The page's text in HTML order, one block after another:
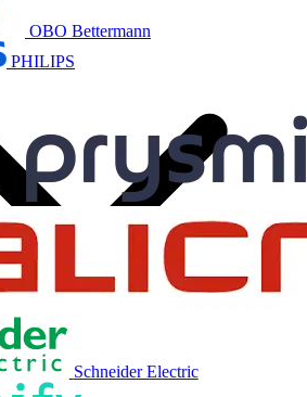
OBO Bettermann
PHILIPS
Schneider Electric